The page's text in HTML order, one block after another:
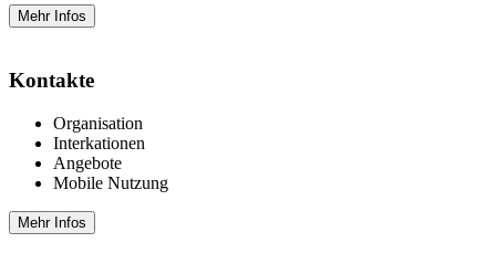
Mehr Infos
Kontakte
Organisation
Interkationen
Angebote
Mobile Nutzung
Mehr Infos